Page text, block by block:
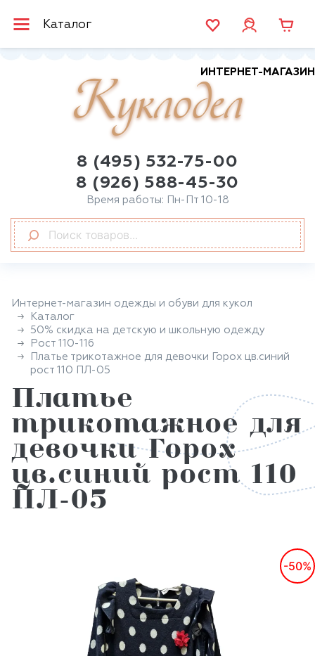
Каталог
ИНТЕРНЕТ-МАГАЗИН
Куклодел
8 (495) 532-75-00
8 (926) 588-45-30
Время работы: Пн-Пт 10-18
Интернет-магазин одежды и обуви для кукол
Каталог
50% скидка на детскую и школьную одежду
Рост 110-116
Платье трикотажное для девочки Горох цв.синий
рост 110 ПЛ-05
Платье
трикотажное для
девочки Горох
цв.синий рост 110
ПЛ-05
-50%